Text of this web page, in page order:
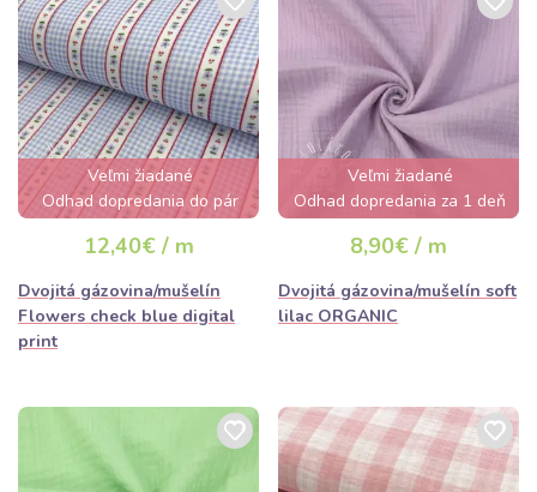
Veľmi žiadané
Odhad dopredania do pár
hodín
12,40€ / m
Dvojitá gázovina/mušelín
Flowers check blue digital
print
Veľmi žiadané
Odhad dopredania za 1 deň
8,90€ / m
Dvojitá gázovina/mušelín soft
lilac ORGANIC